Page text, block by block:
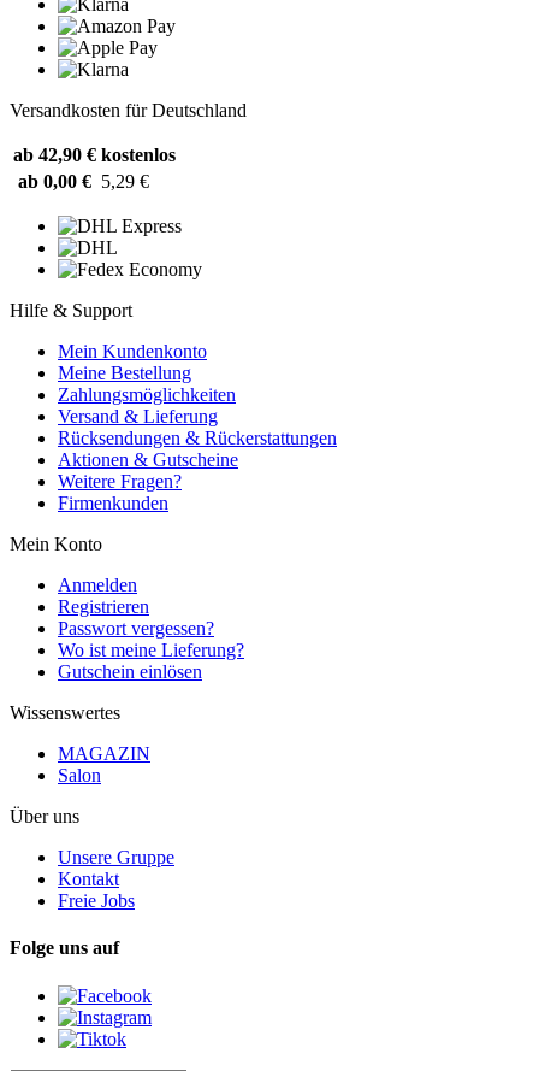
Versandkosten für Deutschland
ab 42,90 € kostenlos
ab 0,00 € 5,29 €
Hilfe & Support
Mein Kundenkonto
Meine Bestellung
Zahlungsmöglichkeiten
Versand & Lieferung
Rücksendungen & Rückerstattungen
Aktionen & Gutscheine
Weitere Fragen?
Firmenkunden
Mein Konto
Anmelden
Registrieren
Passwort vergessen?
Wo ist meine Lieferung?
Gutschein einlösen
Wissenswertes
MAGAZIN
Salon
Über uns
Unsere Gruppe
Kontakt
Freie Jobs
Folge uns auf